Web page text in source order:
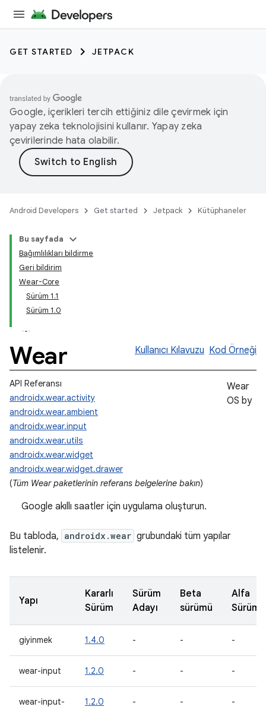
GET STARTED JETPACK
Google, içerikleri tercih ettiğiniz dile çevirmek için
yapay zeka teknolojisini kullanır. Yapay zeka
çevirilerinde hata olabilir.
Android Developers Get started Jetpack Kütüphaneler
Bu sayfada
Bağımlılıkları bildirme
Geri bildirim
Wear-Core
Sürüm 1.1
Sürüm 1.0
Wear Kullanıcı Kılavuzu Kod Örneği
API Referansı
androidx.wear.activity
androidx.wear.ambient
androidx.wear.input
androidx.wear.utils
androidx.wear.widget
androidx.wear.widget.drawer
(Tüm Wear paketlerinin referans belgelerine bakın)
Wear
OS by
Google akıllı saatler için uygulama oluşturun.
Bu tabloda, androidx.wear grubundaki tüm yapılar
listelenir.
Yapı
Kararlı
Sürüm
Sürüm
Adayı
Beta
sürümü
Alfa
Sürümü
giyinmek 1.4.0 - - -
wear-input 1.2.0 - - -
wear-input-
1.2.0 - - -